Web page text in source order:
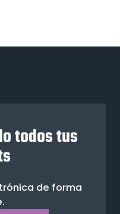
todos tus
de forma